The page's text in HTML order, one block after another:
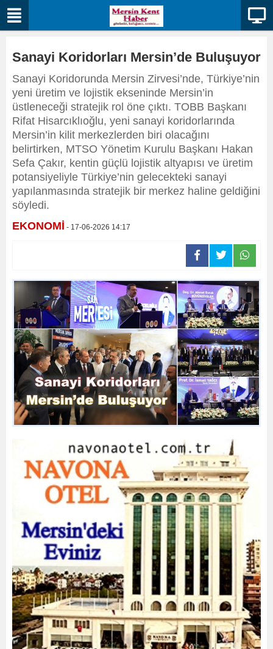
Sanayi Koridorları Mersin’de Buluşuyor
Sanayi Koridorunda Mersin Zirvesi’nde, Türkiye’nin
yeni üretim ve lojistik ekseninde Mersin’in
üstleneceği stratejik rol öne çıktı. TOBB Başkanı
Rifat Hisarcıklıoğlu, yeni sanayi koridorlarında
Mersin’in kilit merkezlerden biri olacağını
belirtirken, MTSO Yönetim Kurulu Başkanı Hakan
Sefa Çakır, kentin güçlü lojistik altyapısı ve üretim
potansiyeliyle Türkiye’nin gelecekteki sanayi
yapılanmasında stratejik bir merkez haline geldiğini
söyledi.
EKONOMİ - 17-06-2026 14:17